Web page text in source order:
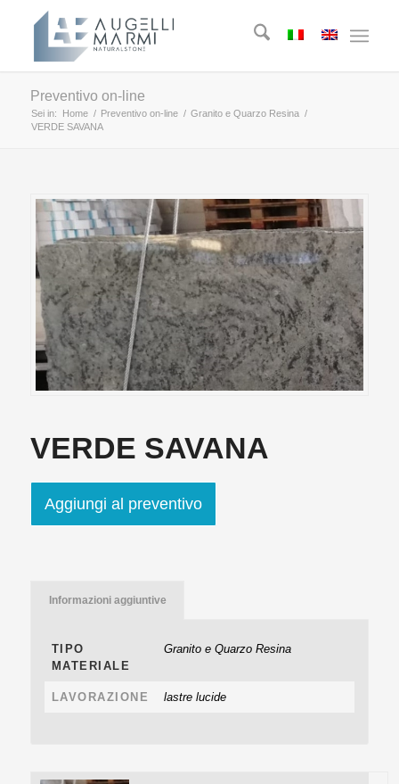
Preventivo on-line
Sei in: Home / Preventivo on-line / Granito e Quarzo Resina /
VERDE SAVANA
VERDE SAVANA
Aggiungi al preventivo
Informazioni aggiuntive
TIPO
MATERIALE
Granito e Quarzo Resina
LAVORAZIONE lastre lucide